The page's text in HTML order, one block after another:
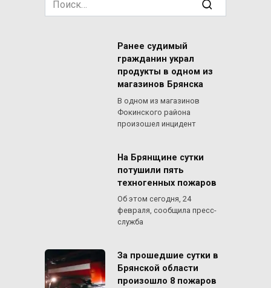
for:
Ранее судимый
гражданин украл
продукты в одном из
магазинов Брянска
В одном из магазинов
Фокинского района
произошел инцидент
На Брянщине сутки
потушили пять
техногенных пожаров
Об этом сегодня, 24
февраля, сообщила пресс-
служба
За прошедшие сутки в
Брянской области
произошло 8 пожаров